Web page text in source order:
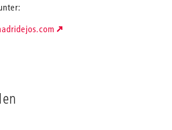
weiterempfehlen
Facebook weiterempfehlen